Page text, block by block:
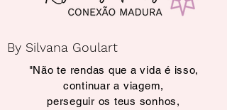
By Silvana Goulart
"Não te rendas que a vida é isso,
continuar a viagem,
perseguir os teus sonhos,